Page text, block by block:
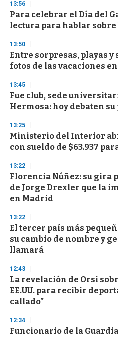
d
s
o
f
3
s
e
c
n
d
s
13:56
Para celebrar el Día del
lectura para hablar
13:50
Entre sorpresas, playas y
fotos de las vacaciones
13:45
Fue club, sede
Hermosa: hoy debaten
13:25
Ministerio del Interior
con sueldo de $63.937
13:22
Florencia Núñez: su gira
de Jorge Drexler que la
en Madrid
13:22
El tercer país más
su cambio de nombre y
llamará
12:43
La revelación de Orsi
EE.UU. para recibir
callado”
12:34
Funcionario de la